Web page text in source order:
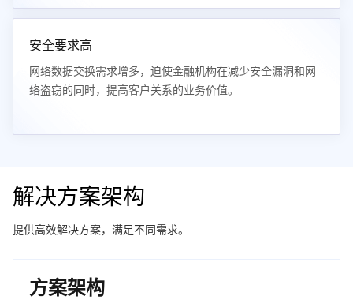
安全要求高
网络数据交换需求增多，迫使金融机构在减少安全漏洞和网
络盗窃的同时，提高客户关系的业务价值。
解决方案架构
提供高效解决方案，满足不同需求。
方案架构